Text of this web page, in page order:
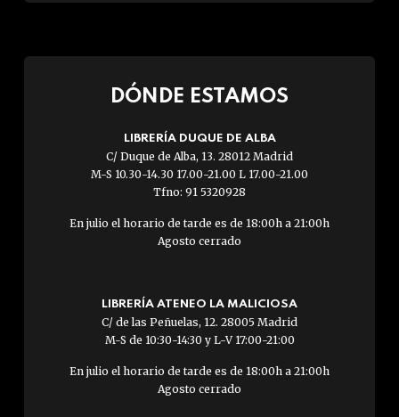
DÓNDE ESTAMOS
LIBRERÍA DUQUE DE ALBA
C/ Duque de Alba, 13. 28012 Madrid
M-S 10.30-14.30 17.00-21.00 L 17.00-21.00
Tfno: 91 5320928
En julio el horario de tarde es de 18:00h a 21:00h
Agosto cerrado
LIBRERÍA ATENEO LA MALICIOSA
C/ de las Peñuelas, 12. 28005 Madrid
M-S de 10:30-14:30 y L-V 17:00-21:00
En julio el horario de tarde es de 18:00h a 21:00h
Agosto cerrado